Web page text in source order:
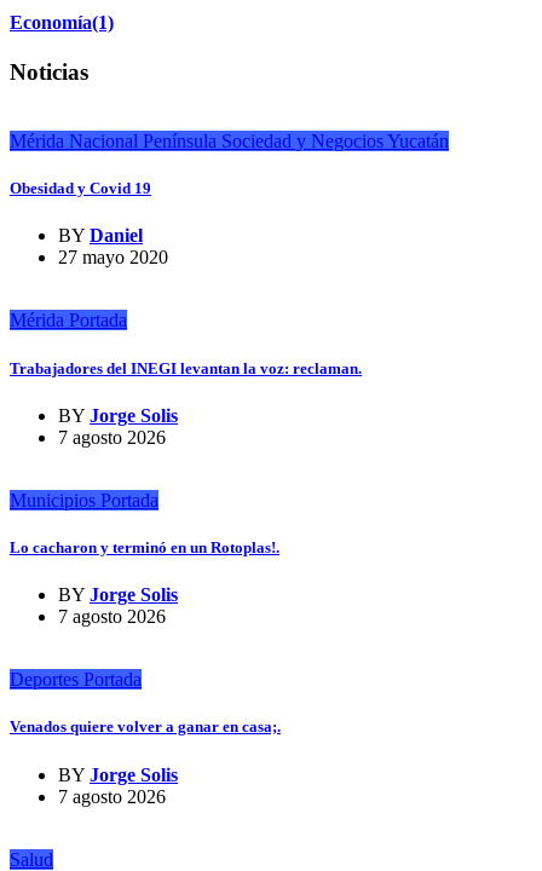
Economía(1)
Noticias
Mérida Nacional Península Sociedad y NegociosYucatán
Obesidad y Covid 19
BY Daniel
27 mayo 2020
Mérida Portada
Trabajadores del INEGI levantan la voz: reclaman.
BY Jorge Solis
7 agosto 2026
Municipios Portada
Lo cacharon y terminó en un Rotoplas!.
BY Jorge Solis
7 agosto 2026
Deportes Portada
Venados quiere volver a ganar en casa;.
BY Jorge Solis
7 agosto 2026
Salud